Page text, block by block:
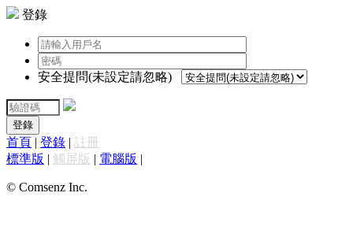
登錄
安全提問(未設定請忽略)
登錄
首頁 | 登錄 | 註冊
標準版 | 觸屏版 | 電腦版 |
© Comsenz Inc.